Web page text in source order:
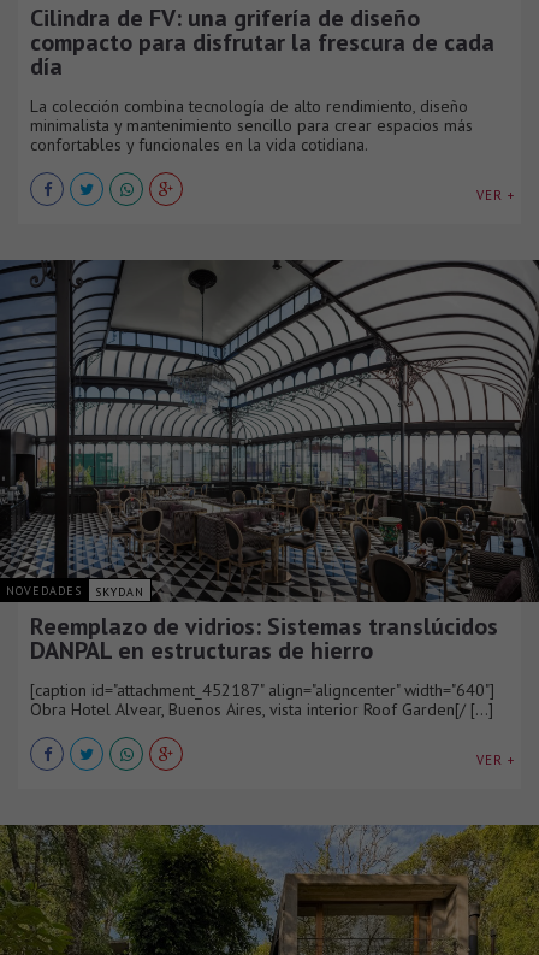
Cilindra de FV: una grifería de diseño
compacto para disfrutar la frescura de cada
día
La colección combina tecnología de alto rendimiento, diseño
minimalista y mantenimiento sencillo para crear espacios más
confortables y funcionales en la vida cotidiana.
VER +
NOVEDADES SKYDAN
Reemplazo de vidrios: Sistemas translúcidos
DANPAL en estructuras de hierro
[caption id="attachment_452187" align="aligncenter" width="640"]
Obra Hotel Alvear, Buenos Aires, vista interior Roof Garden[/ [...]
VER +